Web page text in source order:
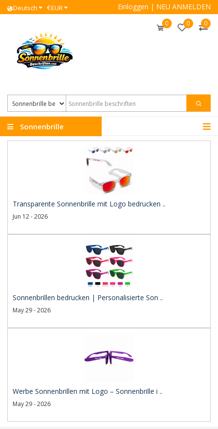
Deutsch €EUR Einloggen | NEU ANMELDEN
0 0 0
Sonnenbrille
Transparente Sonnenbrille mit Logo bedrucken ..
Jun 12 - 2026
Sonnenbrillen bedrucken | Personalisierte Son ..
May 29 - 2026
Werbe Sonnenbrillen mit Logo – Sonnenbrille i ..
May 29 - 2026